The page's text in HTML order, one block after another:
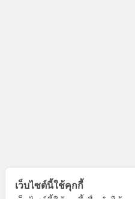
เว็บไซต์นี้ใช้คุกกี้